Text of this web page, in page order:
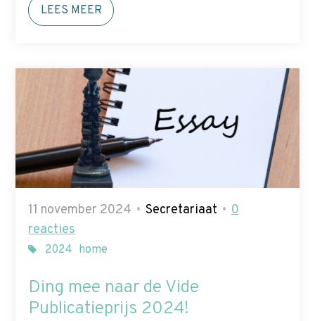
LEES MEER
11 november 2024 Secretariaat
0
reacties
2024 home
Ding mee naar de Vide
Publicatieprijs 2024!